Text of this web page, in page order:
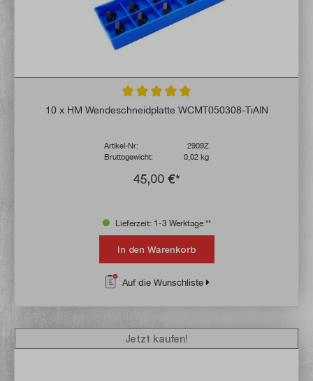
Durchschnittliche Bewertung von 5 von 5
10 x HM Wendeschneidplatte WCMT050308-TiAlN
Artikel-Nr:
2909Z
Bruttogewicht:
0,02 kg
45,00 €*
Lieferzeit: 1-3 Werktage **
In den Warenkorb
Auf die Wunschliste
Jetzt kaufen!